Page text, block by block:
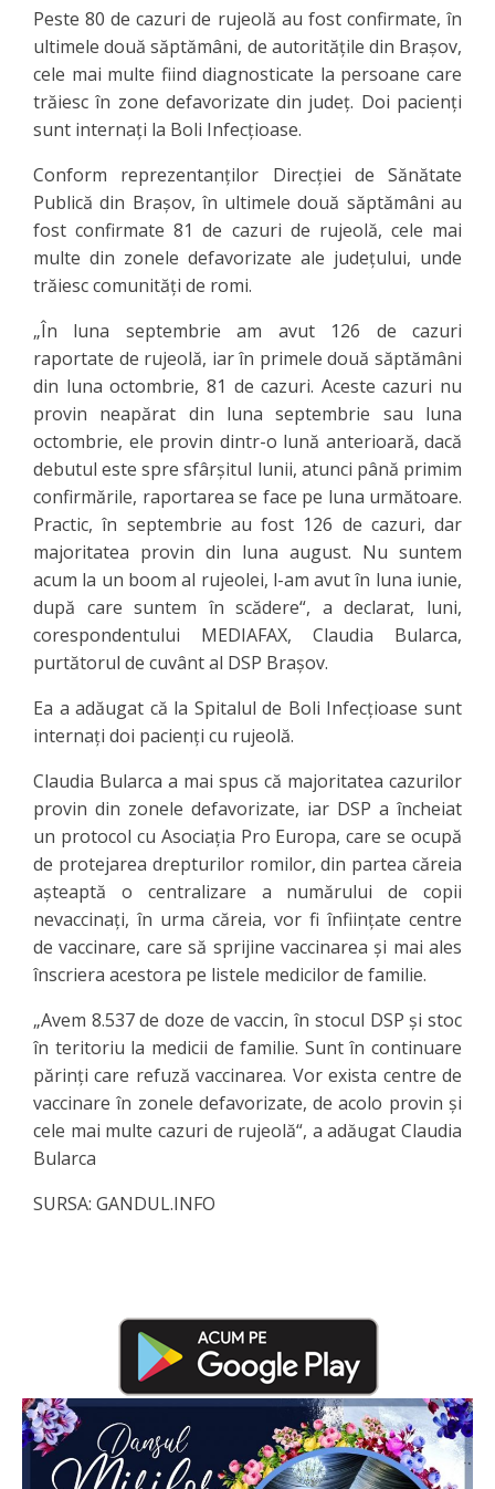
Peste 80 de cazuri de rujeolă au fost confirmate, în
ultimele două săptămâni, de autorităţile din Braşov,
cele mai multe fiind diagnosticate la persoane care
trăiesc în zone defavorizate din judeţ. Doi pacienţi
sunt internaţi la Boli Infecţioase.
Conform reprezentanţilor Direcţiei de Sănătate
Publică din Braşov, în ultimele două săptămâni au
fost confirmate 81 de cazuri de rujeolă, cele mai
multe din zonele defavorizate ale judeţului, unde
trăiesc comunităţi de romi.
„În luna septembrie am avut 126 de cazuri
raportate de rujeolă, iar în primele două săptămâni
din luna octombrie, 81 de cazuri. Aceste cazuri nu
provin neapărat din luna septembrie sau luna
octombrie, ele provin dintr-o lună anterioară, dacă
debutul este spre sfârşitul lunii, atunci până primim
confirmările, raportarea se face pe luna următoare.
Practic, în septembrie au fost 126 de cazuri, dar
majoritatea provin din luna august. Nu suntem
acum la un boom al rujeolei, l-am avut în luna iunie,
după care suntem în scădere“, a declarat, luni,
corespondentului MEDIAFAX, Claudia Bularca,
purtătorul de cuvânt al DSP Braşov.
Ea a adăugat că la Spitalul de Boli Infecţioase sunt
internaţi doi pacienţi cu rujeolă.
Claudia Bularca a mai spus că majoritatea cazurilor
provin din zonele defavorizate, iar DSP a încheiat
un protocol cu Asociaţia Pro Europa, care se ocupă
de protejarea drepturilor romilor, din partea căreia
aşteaptă o centralizare a numărului de copii
nevaccinaţi, în urma căreia, vor fi înfiinţate centre
de vaccinare, care să sprijine vaccinarea şi mai ales
înscriera acestora pe listele medicilor de familie.
„Avem 8.537 de doze de vaccin, în stocul DSP şi stoc
în teritoriu la medicii de familie. Sunt în continuare
părinţi care refuză vaccinarea. Vor exista centre de
vaccinare în zonele defavorizate, de acolo provin şi
cele mai multe cazuri de rujeolă“, a adăugat Claudia
Bularca
SURSA: GANDUL.INFO